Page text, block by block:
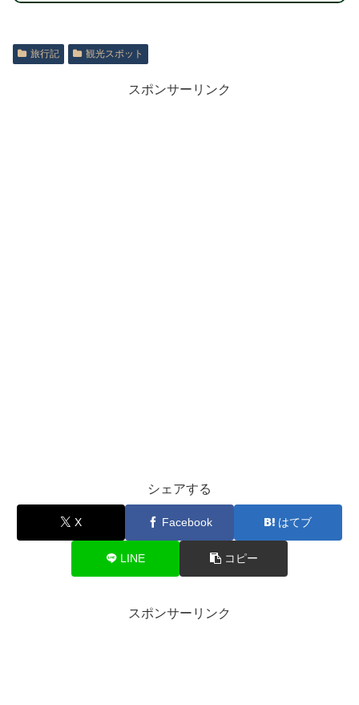
旅行記 観光スポット
スポンサーリンク
シェアする
X Facebook はてブ
LINE コピー
スポンサーリンク